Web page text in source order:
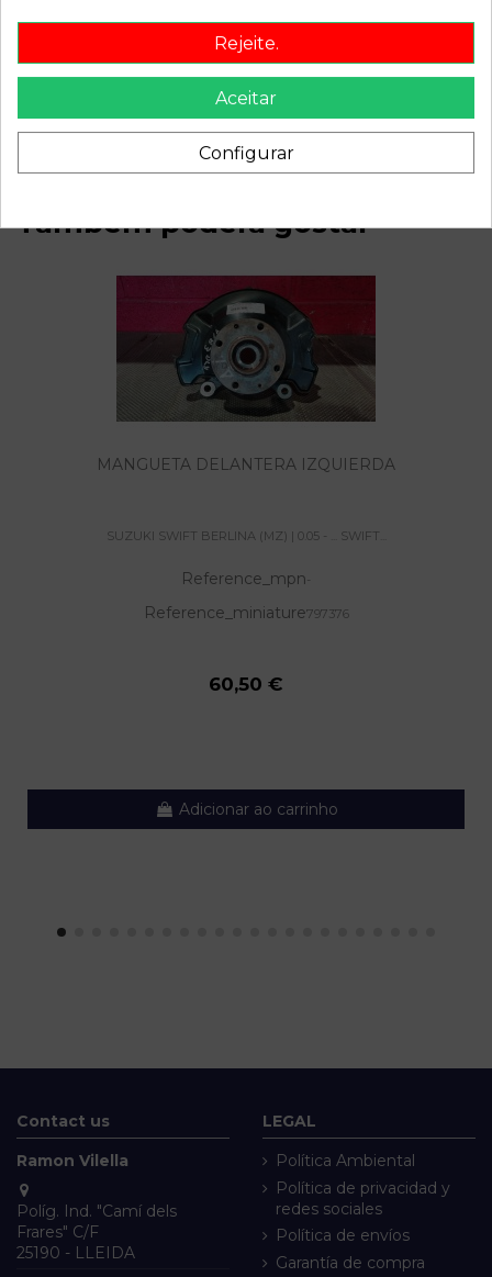
Descrição
Recambio de elevalunas delantero izquierdo para suzuki
swift berlina (mz) | 0.05 - ... swift berlina (mz) | 0.05 - ...
Também poderá gostar
MANGUETA DELANTERA IZQUIERDA
SUZUKI SWIFT BERLINA (MZ) | 0.05 - ... SWIFT...
Reference_mpn-
Reference_miniature797376
60,50 €
Adicionar ao carrinho
Contact us
Ramon Vilella
Políg. Ind. "Camí dels
Frares" C/F
25190 - LLEIDA
LEGAL
Política Ambiental
Política de privacidad y
redes sociales
Política de envíos
Garantía de compra
Rejeite.
Aceitar
Configurar